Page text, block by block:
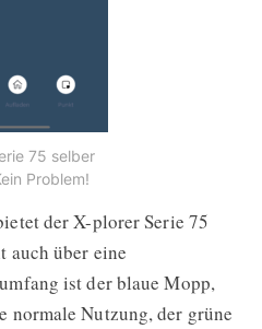
75 selber
Problem!
der X-plorer Serie 75
auch über eine
ist der blaue Mopp,
normale Nutzung, der grüne